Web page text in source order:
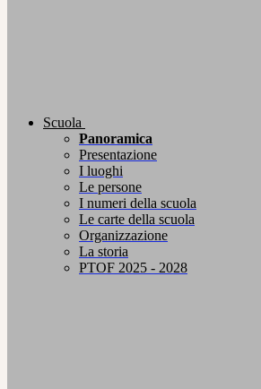
Scuola
Panoramica
Presentazione
I luoghi
Le persone
I numeri della scuola
Le carte della scuola
Organizzazione
La storia
PTOF 2025 - 2028